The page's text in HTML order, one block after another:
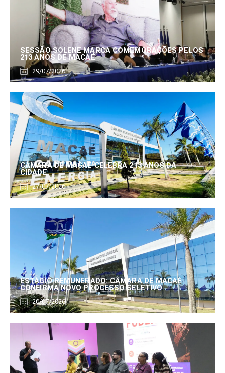
SESSÃO SOLENE MARCA COMEMORAÇÕES PELOS
213 ANOS DE MACAÉ
29/07/2026
CÂMARA DE MACAÉ CELEBRA 213 ANOS DA
CIDADE
27/07/2026
ESTÁGIO REMUNERADO: CÂMARA DE MACAÉ
CONFIRMA NOVO PROCESSO SELETIVO
20/07/2026